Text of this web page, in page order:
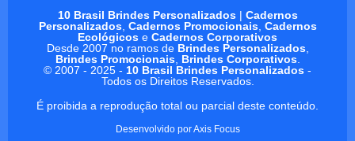
10 Brasil Brindes Personalizados| Cadernos
Personalizados, Cadernos Promocionais, Cadernos
Ecológicos e Cadernos Corporativos
Desde 2007 no ramos de Brindes Personalizados,
Brindes Promocionais, Brindes Corporativos.
© 2007 - 2025 - 10 Brasil Brindes Personalizados -
Todos os Direitos Reservados.
É proibida a reprodução total ou parcial deste conteúdo.
Desenvolvido porAxis Focus